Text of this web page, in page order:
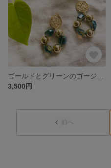
3,500円
前へ